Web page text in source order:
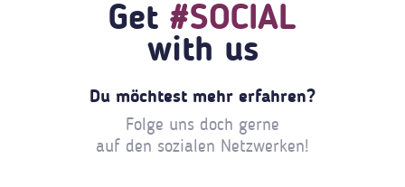
Get #SOCIAL
with us
Du möchtest mehr erfahren?
Folge uns doch gerne
auf den sozialen Netzwerken!